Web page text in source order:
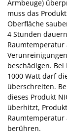
Armbeuge)
muss das
Oberfläche
4 Stunden
beschädigen.
1000 Watt darf
überschreiten.
dieses Produkt
überhitzt,
berühren.